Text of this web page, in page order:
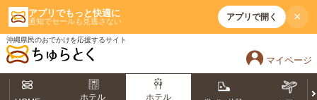
アプリでもっと快適に
通知でセールも見逃さない アプリで開く ×
沖縄県民のおでかけを応援するサイト
マイページ
ホテル
ホテル